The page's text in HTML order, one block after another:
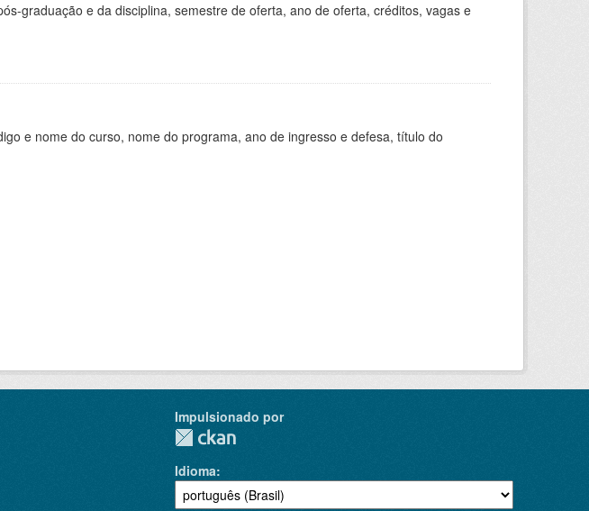
graduação e da disciplina, semestre de oferta, ano de oferta, créditos, vagas e
e nome do curso, nome do programa, ano de ingresso e defesa, título do
Impulsionado por
Idioma